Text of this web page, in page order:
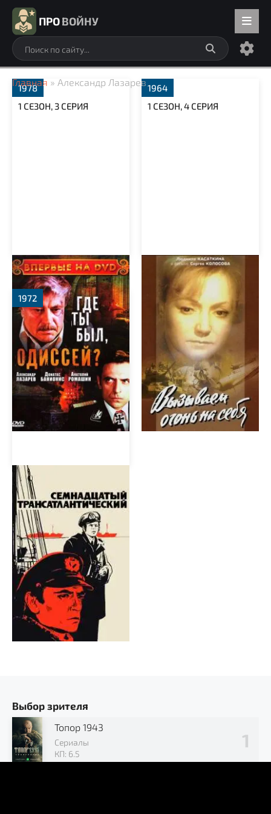
ПРОВОЙНУ
Главная » Александр Лазарев
Где ты был, Одиссей?
1978
1 СЕЗОН, 3 СЕРИЯ
Вызываем огонь на себя
1964
1 СЕЗОН, 4 СЕРИЯ
Семнадцатый
трансатлантический
1972
Выбор зрителя
Топор 1943
Сериалы
КП: 6.5